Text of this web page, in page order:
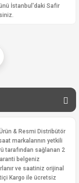
İstanbul'daki Safir
& Resmi Distribütör
markalarının yetkili
tarafından sağlanan 2
belgeniz
ve saatiniz orijinal
Kargo ile ücretsiz